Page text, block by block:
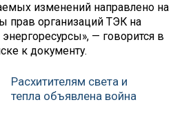
изменений направлено на
прав организаций ТЭК на
— говорится в
к документу.
Расхитителям света и
тепла объявлена война